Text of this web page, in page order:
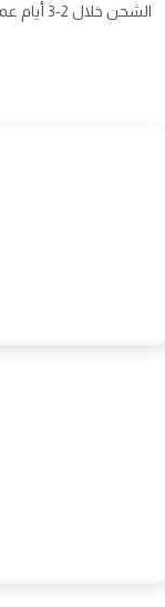
الشحن خلال 2-3 أيام عمل